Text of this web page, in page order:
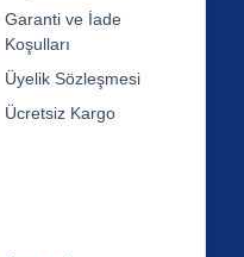
Garanti ve İade
Koşulları
Üyelik Sözleşmesi
Ücretsiz Kargo